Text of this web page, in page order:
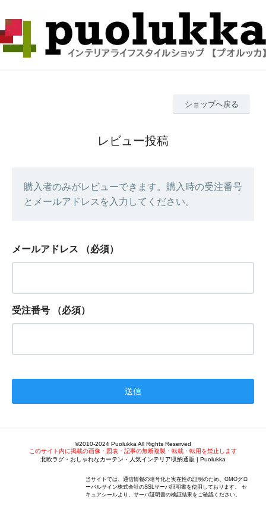
ショップへ戻る
レビュー投稿
購入者のみがレビューできます。購入時の受注番号
とメールアドレスを入力してください。
メールアドレス （必須）
受注番号 （必須）
©2010-2024 Puolukka All Rights Reserved
このサイト内に掲載の画像・図表・記事の無断複製・転載・転用を禁止します
北欧ラグ・おしゃれなカーテン・人気インテリア収納通販 | Puolukka
当サイトでは、通信情報の暗号化と実在性の証明のため、GMOグロ
ーバルサイン株式会社のSSLサーバ証明書を使用しております。 セ
キュアシールより、サーバ証明書の検証結果をご確認ください。